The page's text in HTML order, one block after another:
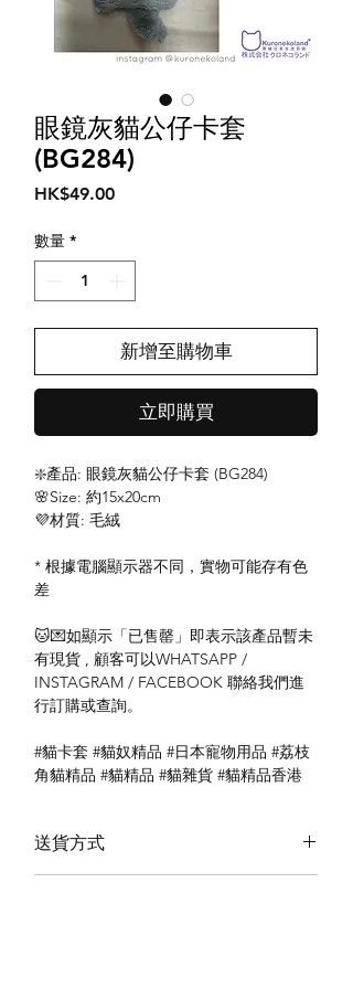
眼鏡灰貓公仔卡套
(BG284)
HK$49.00價
數量 *
新增至購物車
立即購買
❇️產品: 眼鏡灰貓公仔卡套 (BG284)
🌸Size: 約15x20cm
💜材質: 毛絨
* 根據電腦顯示器不同，實物可能存有色
差
🐱💌如顯示「已售罄」即表示該產品暫未
有現貨 , 顧客可以WHATSAPP /
INSTAGRAM / FACEBOOK 聯絡我們進
行訂購或查詢。
#貓卡套 #貓奴精品 #日本寵物用品 #荔枝
角貓精品 #貓精品 #貓雜貨 #貓精品香港
送貨方式